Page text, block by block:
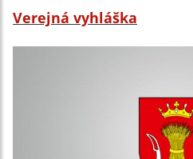
Verejná vyhláška